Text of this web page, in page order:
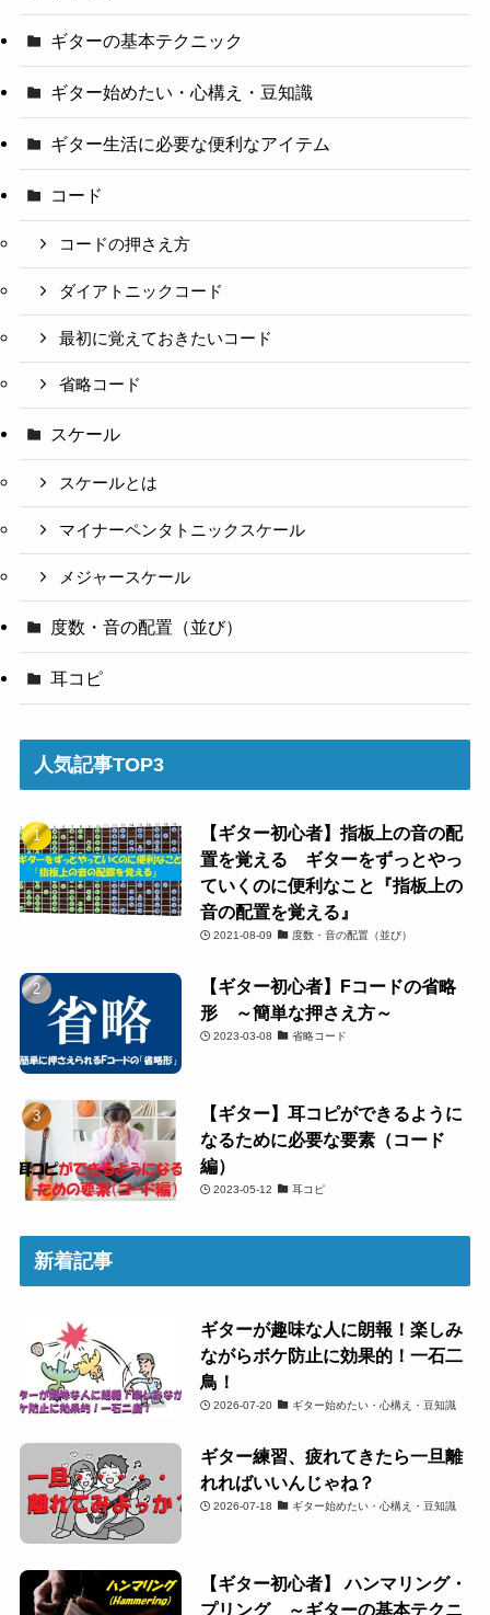
ギターの基本テクニック
ギター始めたい・心構え・豆知識
ギター生活に必要な便利なアイテム
コード
コードの押さえ方
ダイアトニックコード
最初に覚えておきたいコード
省略コード
スケール
スケールとは
マイナーペンタトニックスケール
メジャースケール
度数・音の配置（並び）
耳コピ
人気記事TOP3
【ギター初心者】指板上の音の配
置を覚える ギターをずっとやっ
ていくのに便利なこと『指板上の
音の配置を覚える』
2021-08-09 度数・音の配置（並び）
【ギター初心者】Fコードの省略
形 ～簡単な押さえ方～
2023-03-08 省略コード
【ギター】耳コピができるように
なるために必要な要素（コード
編）
2023-05-12 耳コピ
新着記事
ギターが趣味な人に朗報！楽しみ
ながらボケ防止に効果的！一石二
鳥！
2026-07-20 ギター始めたい・心構え・豆知識
ギター練習、疲れてきたら一旦離
れればいいんじゃね？
2026-07-18 ギター始めたい・心構え・豆知識
【ギター初心者】 ハンマリング・
プリング ～ギターの基本テクニ